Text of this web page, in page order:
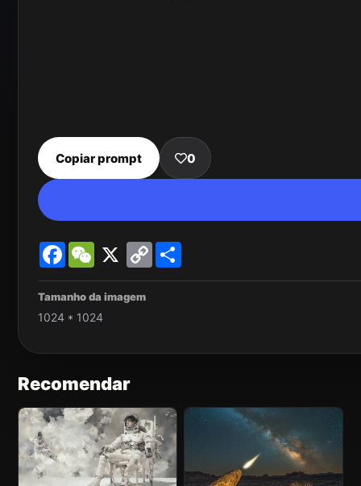
Copiar prompt 0
FacebookWeChat
X
Copy
Link
Tamanho da imagem
1024 * 1024
Recomendar